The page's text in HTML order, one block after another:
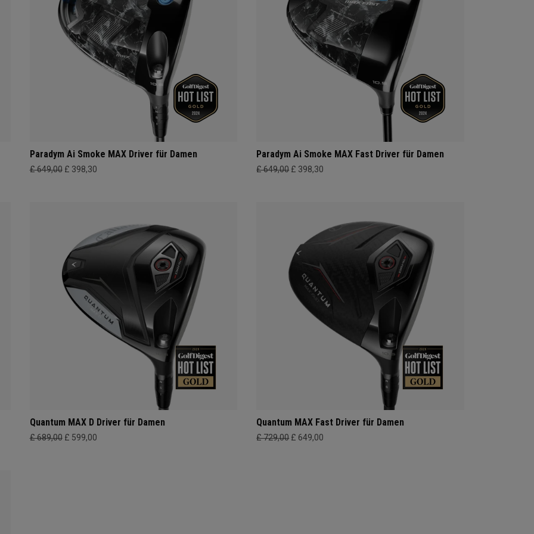
Paradym Ai Smoke MAX Driver für Damen
£ 649,00 £ 398,30
Paradym Ai Smoke MAX Fast Driver für Damen
£ 649,00 £ 398,30
Quantum MAX D Driver für Damen
£ 689,00 £ 599,00
Quantum MAX Fast Driver für Damen
£ 729,00 £ 649,00